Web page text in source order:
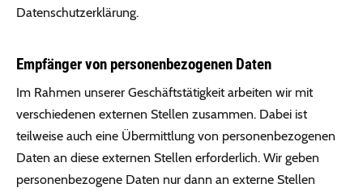
Datenschutzerklärung.
Empfänger von personenbezogenen Daten
Im Rahmen unserer Geschäftstätigkeit arbeiten wir mit
verschiedenen externen Stellen zusammen. Dabei ist
teilweise auch eine Übermittlung von personenbezogenen
Daten an diese externen Stellen erforderlich. Wir geben
personenbezogene Daten nur dann an externe Stellen